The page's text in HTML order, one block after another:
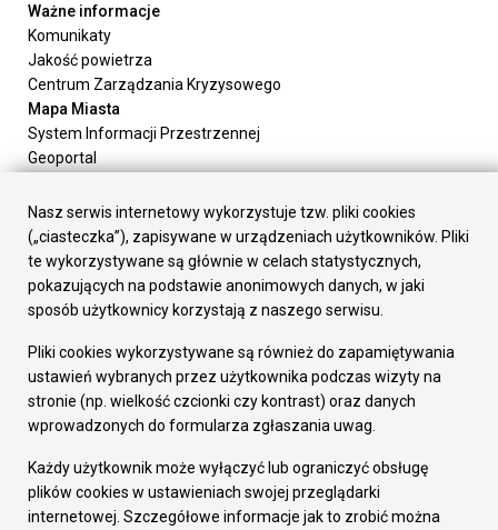
Ważne informacje
Komunikaty
Jakość powietrza
Centrum Zarządzania Kryzysowego
Mapa Miasta
System Informacji Przestrzennej
Geoportal
Załatw sprawę
Prezydent Miasta
Rada Miasta
Wydziały
Elektroniczna Skrzynka Podawcza
Gospodarka
Fundusze europejskie
Środki krajowe
Oferty inwestycyjne
Pozostałe
Deklaracja dostępności
Dane osobowe
Nasz serwis internetowy wykorzystuje tzw. pliki cookies
(„ciasteczka”), zapisywane w urządzeniach użytkowników. Pliki
te wykorzystywane są głównie w celach statystycznych,
pokazujących na podstawie anonimowych danych, w jaki
sposób użytkownicy korzystają z naszego serwisu.
Pliki cookies wykorzystywane są również do zapamiętywania
ustawień wybranych przez użytkownika podczas wizyty na
stronie (np. wielkość czcionki czy kontrast) oraz danych
wprowadzonych do formularza zgłaszania uwag.
Każdy użytkownik może wyłączyć lub ograniczyć obsługę
plików cookies w ustawieniach swojej przeglądarki
internetowej. Szczegółowe informacje jak to zrobić można